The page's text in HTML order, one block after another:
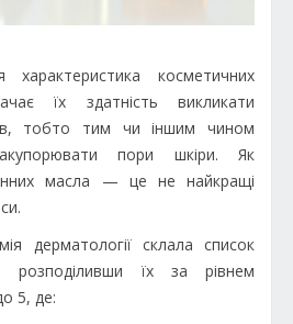
косметичних
їх здатність викликати
тобто тим чи іншим чином
пори шкіри. Як
масла — це не найкращі
дерматології склала список
розподіливши їх за рівнем
5, де: